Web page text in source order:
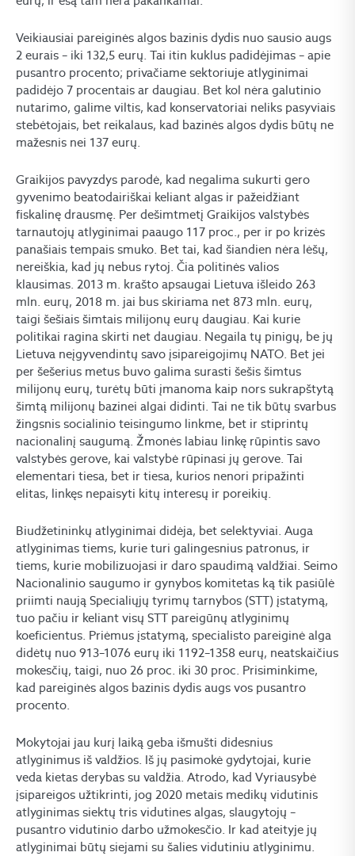
Veikiausiai pareiginės algos bazinis dydis nuo sausio augs
2 eurais – iki 132,5 eurų. Tai itin kuklus padidėjimas – apie
pusantro procento; privačiame sektoriuje atlyginimai
padidėjo 7 procentais ar daugiau. Bet kol nėra galutinio
nutarimo, galime viltis, kad konservatoriai neliks pasyviais
stebėtojais, bet reikalaus, kad bazinės algos dydis būtų ne
mažesnis nei 137 eurų.
Graikijos pavyzdys parodė, kad negalima sukurti gero
gyvenimo beatodairiškai keliant algas ir pažeidžiant
fiskalinę drausmę. Per dešimtmetį Graikijos valstybės
tarnautojų atlyginimai paaugo 117 proc., per ir po krizės
panašiais tempais smuko. Bet tai, kad šiandien nėra lėšų,
nereiškia, kad jų nebus rytoj. Čia politinės valios
klausimas. 2013 m. krašto apsaugai Lietuva išleido 263
mln. eurų, 2018 m. jai bus skiriama net 873 mln. eurų,
taigi šešiais šimtais milijonų eurų daugiau. Kai kurie
politikai ragina skirti net daugiau. Negaila tų pinigų, be jų
Lietuva neįgyvendintų savo įsipareigojimų NATO. Bet jei
per šešerius metus buvo galima surasti šešis šimtus
milijonų eurų, turėtų būti įmanoma kaip nors sukrapštytą
šimtą milijonų bazinei algai didinti. Tai ne tik būtų svarbus
žingsnis socialinio teisingumo linkme, bet ir stiprintų
nacionalinį saugumą. Žmonės labiau linkę rūpintis savo
valstybės gerove, kai valstybė rūpinasi jų gerove. Tai
elementari tiesa, bet ir tiesa, kurios nenori pripažinti
elitas, linkęs nepaisyti kitų interesų ir poreikių.
Biudžetininkų atlyginimai didėja, bet selektyviai. Auga
atlyginimas tiems, kurie turi galingesnius patronus, ir
tiems, kurie mobilizuojasi ir daro spaudimą valdžiai. Seimo
Nacionalinio saugumo ir gynybos komitetas ką tik pasiūlė
priimti naują Specialiųjų tyrimų tarnybos (STT) įstatymą,
tuo pačiu ir keliant visų STT pareigūnų atlyginimų
koeficientus. Priėmus įstatymą, specialisto pareiginė alga
didėtų nuo 913–1076 eurų iki 1192–1358 eurų, neatskaičius
mokesčių, taigi, nuo 26 proc. iki 30 proc. Prisiminkime,
kad pareiginės algos bazinis dydis augs vos pusantro
procento.
Mokytojai jau kurį laiką geba išmušti didesnius
atlyginimus iš valdžios. Iš jų pasimokė gydytojai, kurie
veda kietas derybas su valdžia. Atrodo, kad Vyriausybė
įsipareigos užtikrinti, jog 2020 metais medikų vidutinis
atlyginimas siektų tris vidutines algas, slaugytojų –
pusantro vidutinio darbo užmokesčio. Ir kad ateityje jų
atlyginimai būtų siejami su šalies vidutiniu atlyginimu.